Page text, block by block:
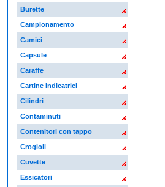
Burette
Campionamento
Camici
Capsule
Caraffe
Cartine Indicatrici
Cilindri
Contaminuti
Contenitori con tappo
Crogioli
Cuvette
Essicatori